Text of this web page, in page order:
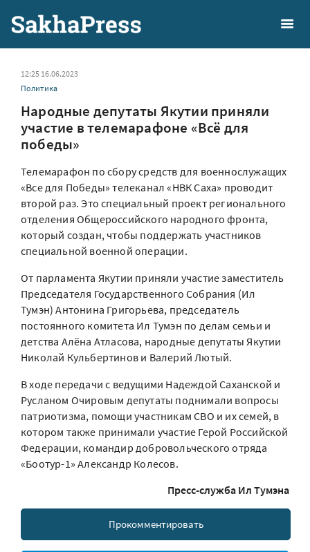
12:25 16.06.2023
Политика
Народные депутаты Якутии приняли
участие в телемарафоне «Всё для
победы»
Телемарафон по сбору средств для военнослужащих
«Все для Победы» телеканал «НВК Саха» проводит
второй раз. Это специальный проект регионального
отделения Общероссийского народного фронта,
который создан, чтобы поддержать участников
специальной военной операции.
От парламента Якутии приняли участие заместитель
Председателя Государственного Собрания (Ил
Тумэн) Антонина Григорьева, председатель
постоянного комитета Ил Тумэн по делам семьи и
детства Алёна Атласова, народные депутаты Якутии
Николай Кульбертинов и Валерий Лютый.
В ходе передачи с ведущими Надеждой Саханской и
Русланом Очировым депутаты поднимали вопросы
патриотизма, помощи участникам СВО и их семей, в
котором также принимали участие Герой Российской
Федерации, командир добровольческого отряда
«Боотур-1» Александр Колесов.
Пресс-служба Ил Тумэна
Прокомментировать